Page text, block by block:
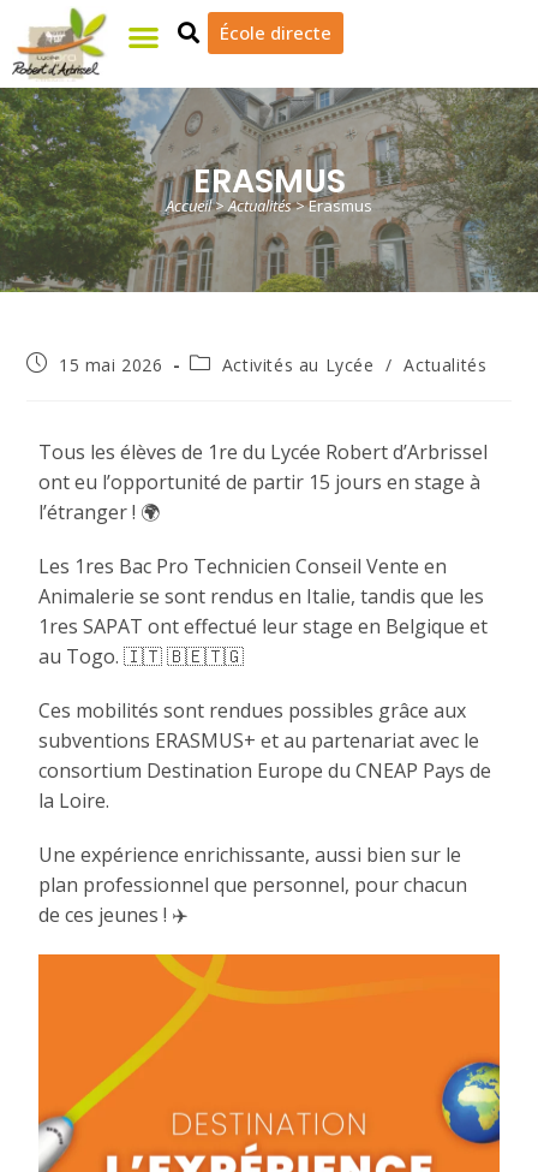
École directe
ERASMUS
Accueil> Actualités>Erasmus
15 mai 2026 Activités au Lycée / Actualités
Tous les élèves de 1re du Lycée Robert d’Arbrissel
ont eu l’opportunité de partir 15 jours en stage à
l’étranger ! 🌍
Les 1res Bac Pro Technicien Conseil Vente en
Animalerie se sont rendus en Italie, tandis que les
1res SAPAT ont effectué leur stage en Belgique et
au Togo. 🇮🇹 🇧🇪🇹🇬
Ces mobilités sont rendues possibles grâce aux
subventions ERASMUS+ et au partenariat avec le
consortium Destination Europe du CNEAP Pays de
la Loire.
Une expérience enrichissante, aussi bien sur le
plan professionnel que personnel, pour chacun
de ces jeunes ! ✈️